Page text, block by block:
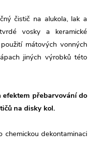
čistič na alukola, lak a
vosky a keramické
mátových vonných
jiných výrobků této
přebarvování do
na disky kol.
chemickou dekontaminaci